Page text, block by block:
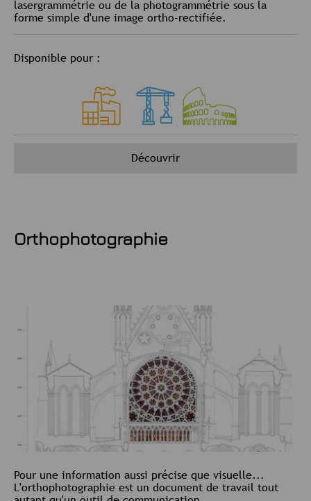
lasergrammétrie ou de la photogrammétrie sous la
forme simple d'une image ortho-rectifiée.
Disponible pour :
Découvrir
Orthophotographie
Pour une information aussi précise que visuelle...
L'orthophotographie est un document de travail tout